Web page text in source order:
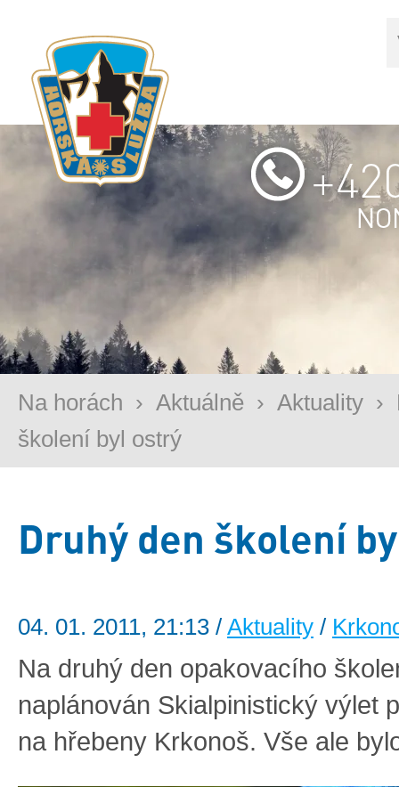
Na horách › Aktuálně › Aktuality ›
školení byl ostrý
Druhý den školení
04. 01. 2011, 21:13 / Aktuality /
Na druhý den opakovacího
naplánován Skialpinistický výlet
na hřebeny Krkonoš. Vše ale